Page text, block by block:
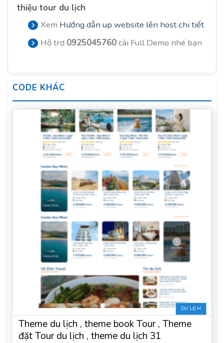
thiệu tour du lịch
Xem Hướng dẫn up website lên host chi tiết
Hộ trợ 0925045760cài Full Demo nhé bạn
CODE KHÁC
DU LỊCH
Theme du lịch , theme book Tour , Theme
đặt Tour du lịch , theme du lịch 31